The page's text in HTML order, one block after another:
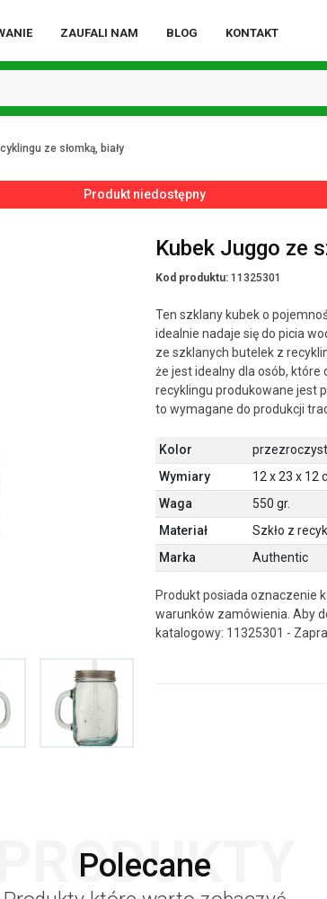
ZAUFALI NAM BLOG KONTAKT
ze słomką, biały
Produkt niedostępny
Kubek Juggo ze
Kod produktu: 11325301
Ten szklany kubek o
idealnie nadaje się do picia
ze szklanych butelek z
że jest idealny dla osób, które
recyklingu produkowane jest
to wymagane do produkcji
Kolor
Wymiary
12 x 23 x 12
Waga
550 gr.
Materiał
Szkło z
Marka
Authentic
Produkt posiada oznaczenie
warunków zamówienia. Aby
katalogowy: 11325301 -
Polecane
PRODUKTY